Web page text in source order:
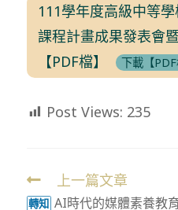
111學年度高級中等
課程計畫成果發表會
【PDF檔】
下載【PDF
Post Views: 235
Read上一篇文章
轉知 AI時代的媒體素養教